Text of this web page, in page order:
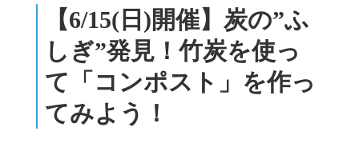
【6/15(日)開催】炭の”ふ
しぎ”発見！竹炭を使っ
て「コンポスト」を作っ
てみよう！